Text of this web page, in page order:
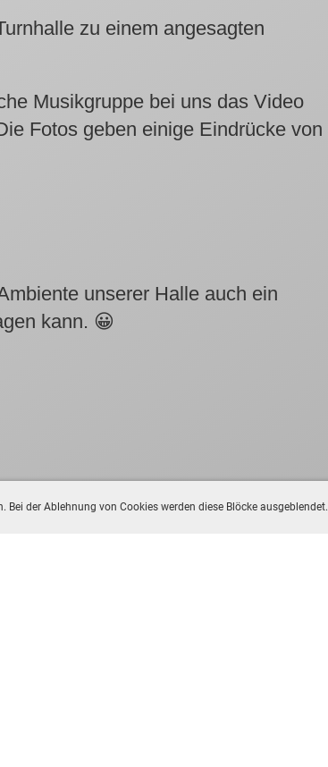
Bei der Ablehnung von Cookies werden diese Blöcke ausgeblendet.
zu einem angesagten
Musikgruppe bei uns das Video
Fotos geben einige Eindrücke von
unserer Halle auch ein
kann. 😀